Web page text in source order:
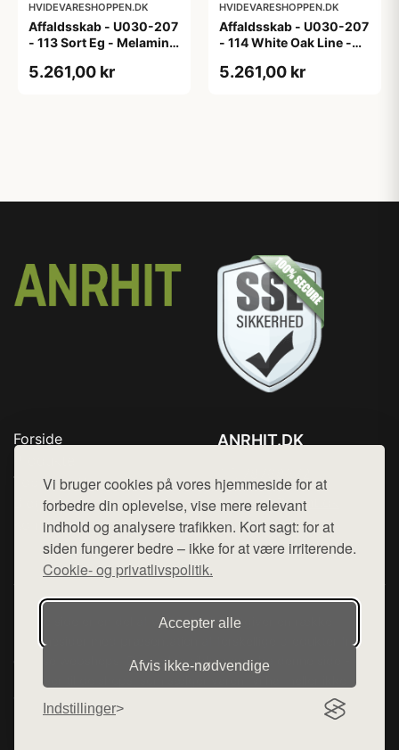
Vi bruger cookies på vores hjemmeside for at
forbedre din oplevelse, vise mere relevant
indhold og analysere trafikken. Kort sagt: for at
siden fungerer bedre – ikke for at være irriterende.
Cookie- og privatlivspolitik.
Accepter alle
Afvis ikke‑nødvendige
Indstillinger
HVIDEVARESHOPPEN.DK
Affaldsskab - U030-207
- 113 Sort Eg - Melamin,
5.261,00 kr
HVIDEVARESHOPPEN.DK
Affaldsskab - U030-207
- 114 White Oak Line -
5.261,00 kr
Forside
Top Rabatter
Blog
Kontakt
ANRHIT.DK
Mail: hej@want.dk
Cookie- og privatlivspolitik
Denne side er en del af want.dk, der udgiver en række
hjemmesider med præsentation af forskellige produkter fra
diverse webshops. Der sælges ikke varer fra denne side - vi
henviser til de shops, som sælger varen. Vi har heller ikke
varerne på lager.